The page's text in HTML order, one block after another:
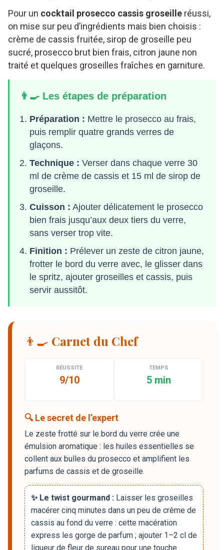
Pour un cocktail prosecco cassis groseille réussi,
on mise sur peu d’ingrédients mais bien choisis :
crème de cassis fruitée, sirop de groseille peu
sucré, prosecco brut bien frais, citron jaune non
traité et quelques groseilles fraîches en garniture.
👨‍🍳 Les étapes de préparation
Préparation : Mettre le prosecco au frais,
puis remplir quatre grands verres de
glaçons.
Technique : Verser dans chaque verre 30
ml de crème de cassis et 15 ml de sirop de
groseille.
Cuisson : Ajouter délicatement le prosecco
bien frais jusqu’aux deux tiers du verre,
sans verser trop vite.
Finition : Prélever un zeste de citron jaune,
frotter le bord du verre avec, le glisser dans
le spritz, ajouter groseilles et cassis, puis
servir aussitôt.
👨‍🍳 Carnet du Chef
RÉUSSITE
9/10
TEMPS
5 min
🔍 Le secret de l’expert
Le zeste frotté sur le bord du verre crée une
émulsion aromatique : les huiles essentielles se
collent aux bulles du prosecco et amplifient les
parfums de cassis et de groseille.
✨ Le twist gourmand : Laisser les groseilles
macérer cinq minutes dans un peu de crème de
cassis au fond du verre : cette macération
express les gorge de parfum ; ajouter 1–2 cl de
liqueur de fleur de sureau pour une touche